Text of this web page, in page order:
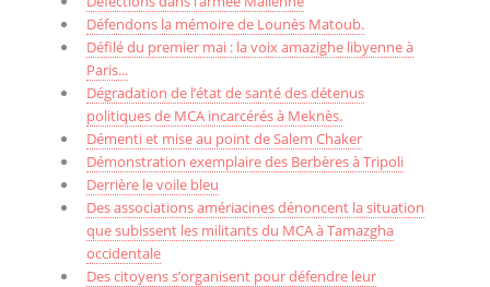
Défendons la mémoire de Lounès Matoub.
Défilé du premier mai : la voix amazighe libyenne à
Paris...
Dégradation de l’état de santé des détenus
politiques de MCA incarcérés à Meknès.
Démenti et mise au point de Salem Chaker
Démonstration exemplaire des Berbères à Tripoli
Derrière le voile bleu
Des associations amériacines dénoncent la situation
que subissent les militants du MCA à Tamazgha
occidentale
Des citoyens s’organisent pour défendre leur